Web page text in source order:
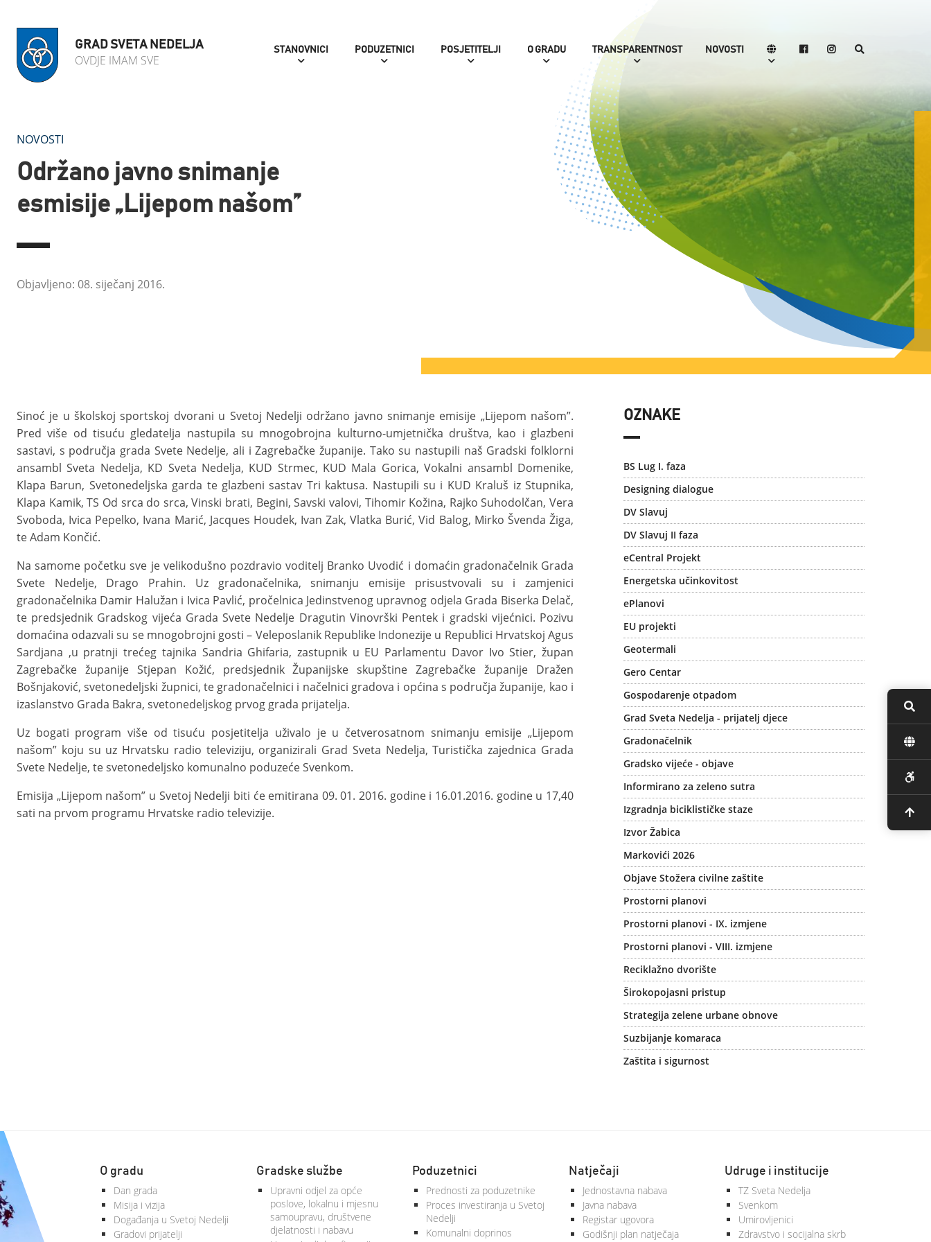
GRAD SVETA NEDELJA
OVDJE IMAM SVE
STANOVNICI PODUZETNICI POSJETITELJI O GRADU TRANSPARENTNOST NOVOSTI
NOVOSTI
Održano javno snimanje
esmisije „Lijepom našom”
Objavljeno: 08. siječanj 2016.
Sinoć je u školskoj sportskoj dvorani u Svetoj Nedelji održano javno snimanje emisije „Lijepom našom”.
Pred više od tisuću gledatelja nastupila su mnogobrojna kulturno-umjetnička društva, kao i glazbeni
sastavi, s područja grada Svete Nedelje, ali i Zagrebačke županije. Tako su nastupili naš Gradski folklorni
ansambl Sveta Nedelja, KD Sveta Nedelja, KUD Strmec, KUD Mala Gorica, Vokalni ansambl Domenike,
Klapa Barun, Svetonedeljska garda te glazbeni sastav Tri kaktusa. Nastupili su i KUD Kraluš iz Stupnika,
Klapa Kamik, TS Od srca do srca, Vinski brati, Begini, Savski valovi, Tihomir Kožina, Rajko Suhodolčan, Vera
Svoboda, Ivica Pepelko, Ivana Marić, Jacques Houdek, Ivan Zak, Vlatka Burić, Vid Balog, Mirko Švenda Žiga,
te Adam Končić.
Na samome početku sve je velikodušno pozdravio voditelj Branko Uvodić i domaćin gradonačelnik Grada
Svete Nedelje, Drago Prahin. Uz gradonačelnika, snimanju emisije prisustvovali su i zamjenici
gradonačelnika Damir Halužan i Ivica Pavlić, pročelnica Jedinstvenog upravnog odjela Grada Biserka Delač,
te predsjednik Gradskog vijeća Grada Svete Nedelje Dragutin Vinovrški Pentek i gradski vijećnici. Pozivu
domaćina odazvali su se mnogobrojni gosti – Veleposlanik Republike Indonezije u Republici Hrvatskoj Agus
Sardjana ,u pratnji trećeg tajnika Sandria Ghifaria, zastupnik u EU Parlamentu Davor Ivo Stier, župan
Zagrebačke županije Stjepan Kožić, predsjednik Županijske skupštine Zagrebačke županije Dražen
Bošnjaković, svetonedeljski župnici, te gradonačelnici i načelnici gradova i općina s područja županije, kao i
izaslanstvo Grada Bakra, svetonedeljskog prvog grada prijatelja.
Uz bogati program više od tisuću posjetitelja uživalo je u četverosatnom snimanju emisije „Lijepom
našom” koju su uz Hrvatsku radio televiziju, organizirali Grad Sveta Nedelja, Turistička zajednica Grada
Svete Nedelje, te svetonedeljsko komunalno poduzeće Svenkom.
Emisija „Lijepom našom” u Svetoj Nedelji biti će emitirana 09. 01. 2016. godine i 16.01.2016. godine u 17,40
sati na prvom programu Hrvatske radio televizije.
OZNAKE
BS Lug I. faza
Designing dialogue
DV Slavuj
DV Slavuj II faza
eCentral Projekt
Energetska učinkovitost
ePlanovi
EU projekti
Geotermali
Gero Centar
Gospodarenje otpadom
Grad Sveta Nedelja - prijatelj djece
Gradonačelnik
Gradsko vijeće - objave
Informirano za zeleno sutra
Izgradnja biciklističke staze
Izvor Žabica
Markovići 2026
Objave Stožera civilne zaštite
Prostorni planovi
Prostorni planovi - IX. izmjene
Prostorni planovi - VIII. izmjene
Reciklažno dvorište
Širokopojasni pristup
Strategija zelene urbane obnove
Suzbijanje komaraca
Zaštita i sigurnost
O gradu
Dan grada
Misija i vizija
Događanja u Svetoj Nedelji
Gradovi prijatelji
Gradske službe
Upravni odjel za opće
poslove, lokalnu i mjesnu
samoupravu, društvene
djelatnosti i nabavu
Poduzetnici
Prednosti za poduzetnike
Proces investiranja u Svetoj
Nedelji
Komunalni doprinos
Natječaji
Jednostavna nabava
Javna nabava
Registar ugovora
Godišnji plan natječaja
Udruge i institucije
TZ Sveta Nedelja
Svenkom
Umirovljenici
Zdravstvo i socijalna skrb